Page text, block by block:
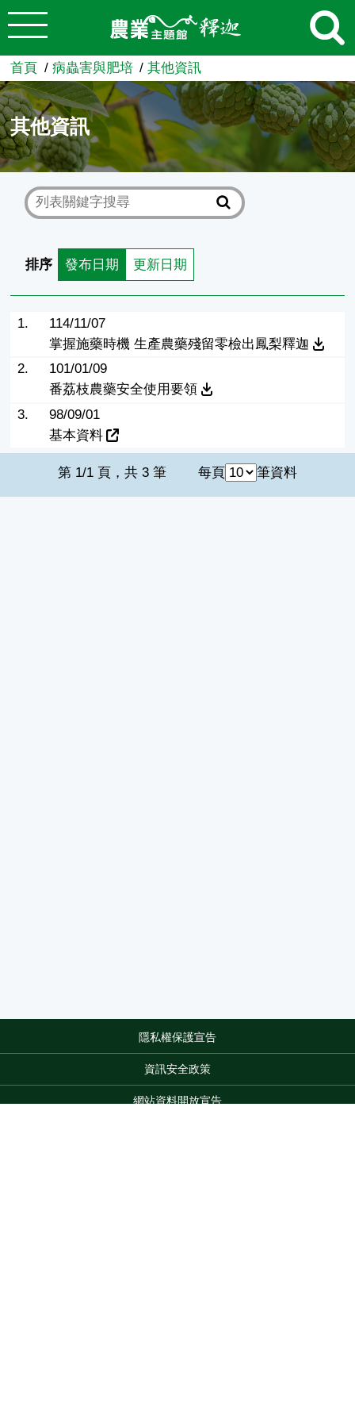
跳到主要內容
農業知識入口網
首頁 病蟲害與肥培 其他資訊
其他資訊
排序 發布日期 更新日期
1.
114/11/07
掌握施藥時機 生產農藥殘留零檢出鳳梨釋迦
2.
101/01/09
番荔枝農藥安全使用要領
3.
98/09/01
基本資料
第 1/1 頁，共 3 筆 每頁 筆資料
隱私權保護宣告
資訊安全政策
網站資料開放宣告